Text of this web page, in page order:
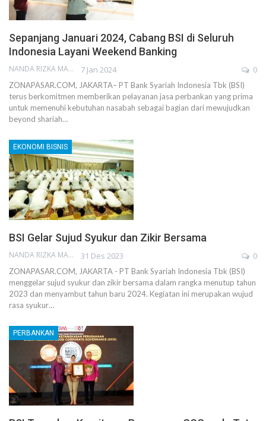
Sepanjang Januari 2024, Cabang BSI di Seluruh
Indonesia Layani Weekend Banking
NANDA RIZKA MAHENDRA 7 Jan 2024 0
ZONAPASAR.COM, JAKARTA– PT Bank Syariah Indonesia Tbk (BSI)
terus berkomitmen memberikan pelayanan jasa perbankan yang prima
untuk memenuhi kebutuhan nasabah sebagai bagian dari mewujudkan
beyond shariah…
EKONOMI BISNIS
BSI Gelar Sujud Syukur dan Zikir Bersama
NANDA RIZKA MAHENDRA 31 Des 2023 0
ZONAPASAR.COM, JAKARTA - PT Bank Syariah Indonesia Tbk (BSI)
menggelar sujud syukur dan zikir bersama dalam rangka menutup tahun
2023 dan menyambut tahun baru 2024. Kegiatan ini merupakan wujud
rasa syukur…
PERBANKAN